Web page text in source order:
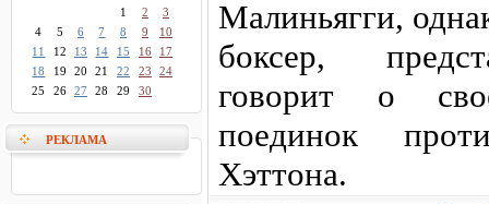
1
2
3
4
5 6 7 8 9
10
11
12 13 14 15 16
17
18
19 20 21 22 23
24
25
26 27 28 29 30
РЕКЛАМА
Малиньягги,
боксер,
говорит о
поединок
Хэттона.